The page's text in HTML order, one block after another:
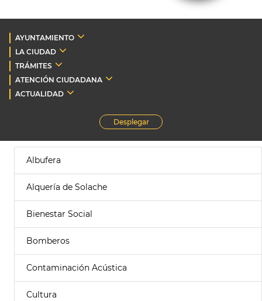
AYUNTAMIENTO
LA CIUDAD
TRÁMITES
ATENCIÓN CIUDADANA
ACTUALIDAD
Desplegar
Albufera
Alquería de Solache
Bienestar Social
Bomberos
Contaminación Acústica
Cultura